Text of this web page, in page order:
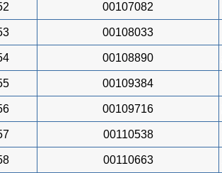
00107082
00108033
00108890
00109384
00109716
00110538
00110663